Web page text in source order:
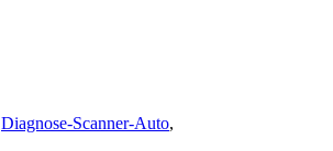
Diagnose-Scanner-Auto,